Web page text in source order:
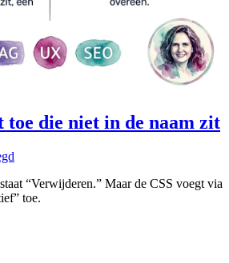
toe die niet in de naam zit
“Verwijderen.” Maar de CSS voegt via
toe.